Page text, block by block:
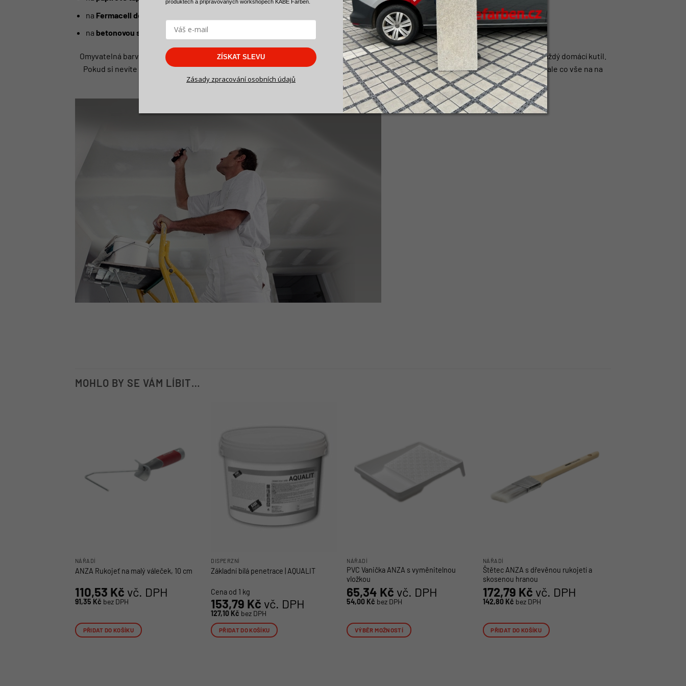
na Fermacell desky
na betonovou stěnu
Omyvatelná barva se lehce aplikuje, stejně tak jako u běžných barev. Na aplikaci nebude potřeba žádného profesionála, zvládne to každý domácí kutil.
Pokud si nevíte rady
jak vybrat správný malířský váleček, pak si přečtěte naše doporučení, kde se dozvíte nejen podle čeho vybrat, ale co vše na na
malování budete potřebovat.
MOHLO BY SE VÁM LÍBIT…
NÁŘADÍ
ANZA Rukojeť na malý váleček, 10 cm
110,53 Kč vč. DPH
91,35 Kč bez DPH
PŘIDAT DO KOŠÍKU
DISPERZNÍ
Základní bílá penetrace | AQUALIT
Cena od 1 kg
153,79 Kč vč. DPH
127,10 Kč bez DPH
PŘIDAT DO KOŠÍKU
NÁŘADÍ
PVC Vanička ANZA s vyměnitelnou
vložkou
65,34 Kč vč. DPH
54,00 Kč bez DPH
VÝBĚR MOŽNOSTÍ
NÁŘADÍ
Štětec ANZA s dřevěnou rukojetí a
skosenou hranou
172,79 Kč vč. DPH
142,80 Kč bez DPH
PŘIDAT DO KOŠÍKU
produktech a připravovaných workshopech KABE Farben.
ZÍSKAT SLEVU
Zásady zpracování osobních údajů